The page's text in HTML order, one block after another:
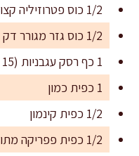
1/2 כוס פטרוזיליה קצוצה (כ-15 גרם)
1/2 כוס גזר מגורר דק (כ-70 גרם)
1 כף רסק עגבניות (15 גרם)
1 כפית כמון
1/2 כפית קינמון
1/2 כפית פפריקה מתוקה